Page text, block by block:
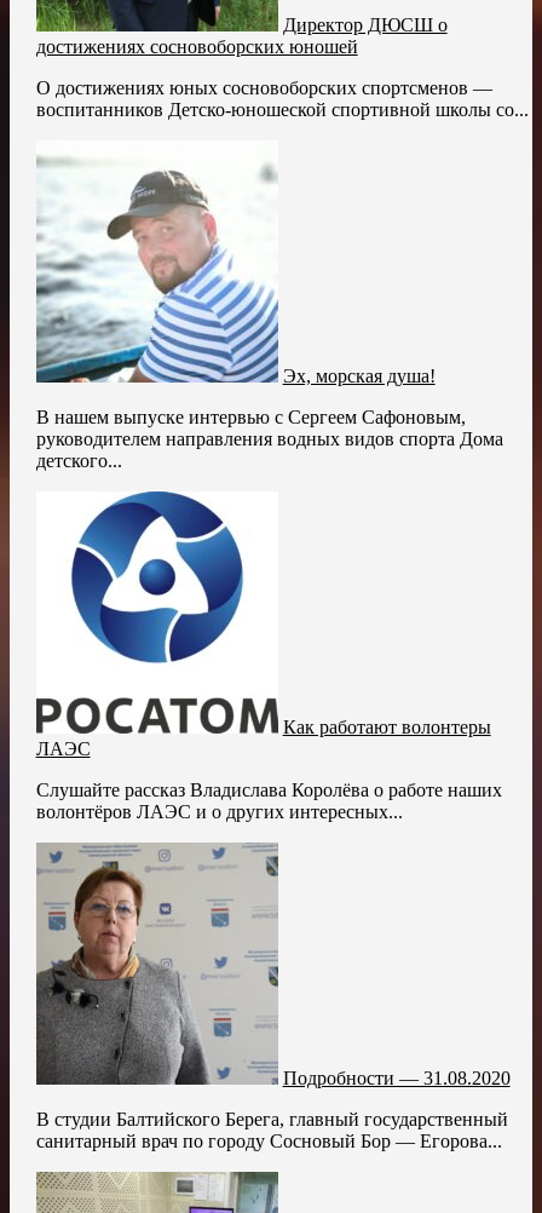
Директор ДЮСШ о
достижениях сосновоборских юношей
О достижениях юных сосновоборских спортсменов —
воспитанников Детско-юношеской спортивной школы со...
Эх, морская душа!
В нашем выпуске интервью с Сергеем Сафоновым,
руководителем направления водных видов спорта Дома
детского...
Как работают волонтеры
ЛАЭС
Слушайте рассказ Владислава Королёва о работе наших
волонтёров ЛАЭС и о других интересных...
Подробности — 31.08.2020
В студии Балтийского Берега, главный государственный
санитарный врач по городу Сосновый Бор — Егорова...